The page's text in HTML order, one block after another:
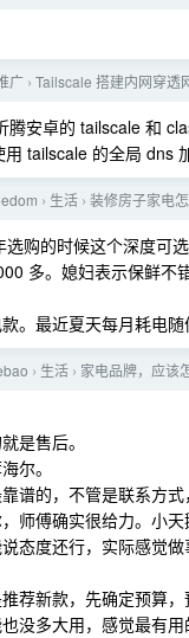
广 › Tailscale 搭建内网穿透
腾安卓的 tailscale 和
tailscale 的全局 dns
› 生活 › 装修房子家电
购的时候这个深度可
多。媳妇表示保鲜不
。最近夏天每月耗电
› 生活 › 家电品牌，应该
是售后。
尔。
谱的，不管是联系方
师傅确实很给力。小天
态度还行，实际感觉
荐新款，先确定预算，
没多大用，感觉最有用